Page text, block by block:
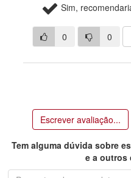
Sim,
0 0
Escrever avaliação...
Tem alguma dúvida sobre
e a outros